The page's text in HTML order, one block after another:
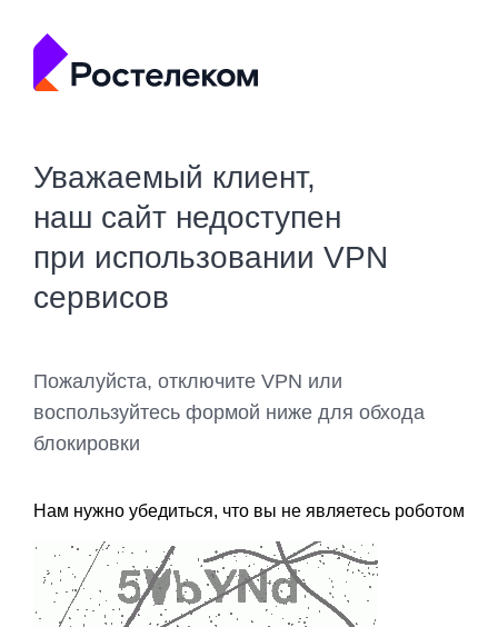
Уважаемый клиент,
наш сайт недоступен
при использовании VPN
сервисов
Пожалуйста, отключите VPN или
воспользуйтесь формой ниже для обхода
блокировки
Нам нужно убедиться, что вы не являетесь роботом